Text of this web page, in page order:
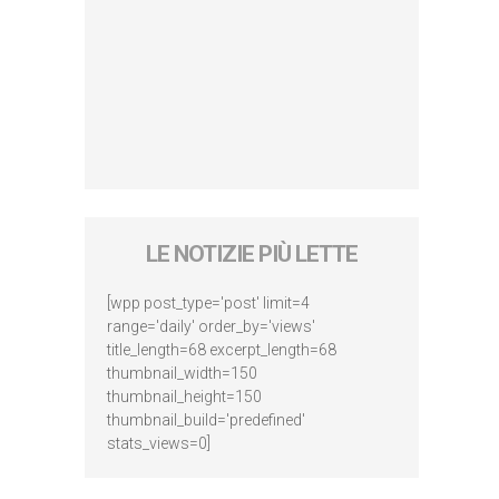
LE NOTIZIE PIÙ LETTE
[wpp post_type='post' limit=4
range='daily' order_by='views'
title_length=68 excerpt_length=68
thumbnail_width=150
thumbnail_height=150
thumbnail_build='predefined'
stats_views=0]